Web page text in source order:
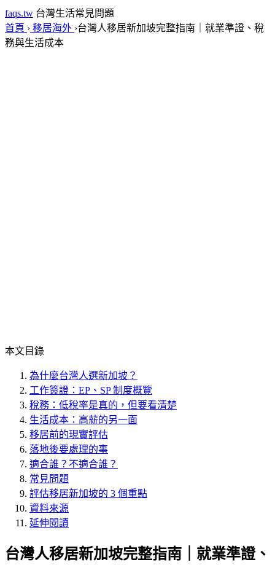
faqs.tw 台灣生活常見問題
首頁 › 移居海外 ›台灣人移居新加坡完整指南｜就業準證、稅
務與生活成本
本文目錄
為什麼台灣人選新加坡？
工作簽證：EP、SP 制度概覽
稅務：低稅率是真的，但要看清楚
生活成本：高薪的另一面
移居前的現實評估
落地後要處理的事
適合誰？不適合誰？
常見問題
評估移居新加坡的 3 個重點
資料來源
延伸閱讀
台灣人移居新加坡完整指南｜就業準證、